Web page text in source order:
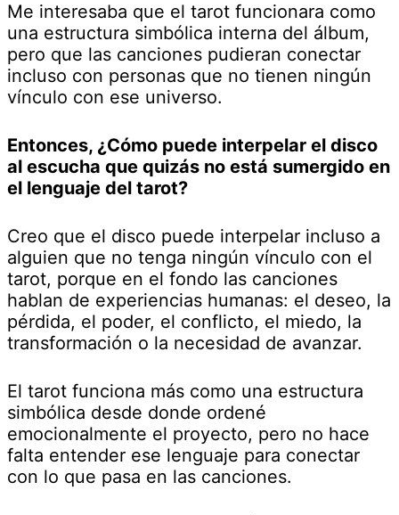
Me interesaba que el tarot funcionara como
una estructura simbólica interna del álbum,
pero que las canciones pudieran conectar
incluso con personas que no tienen ningún
vínculo con ese universo.
Entonces, ¿Cómo puede interpelar el disco
al escucha que quizás no está sumergido en
el lenguaje del tarot?
Creo que el disco puede interpelar incluso a
alguien que no tenga ningún vínculo con el
tarot, porque en el fondo las canciones
hablan de experiencias humanas: el deseo, la
pérdida, el poder, el conflicto, el miedo, la
transformación o la necesidad de avanzar.
El tarot funciona más como una estructura
simbólica desde donde ordené
emocionalmente el proyecto, pero no hace
falta entender ese lenguaje para conectar
con lo que pasa en las canciones.